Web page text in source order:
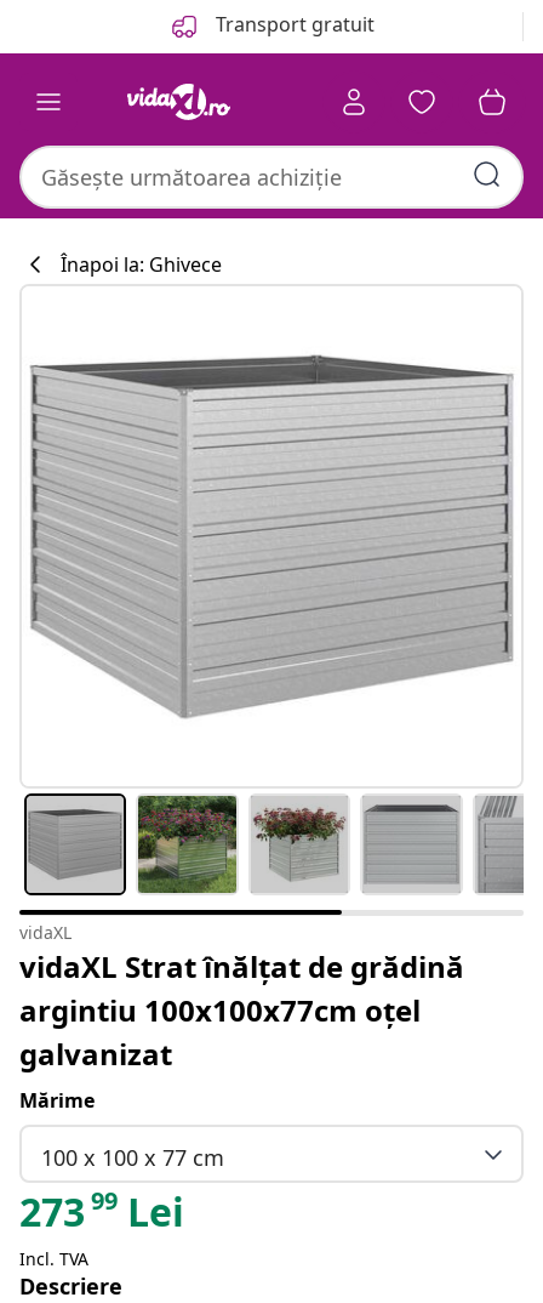
Transport gratuit
Înapoi la: Ghivece
vidaXL
vidaXL Strat înălțat de grădină
argintiu 100x100x77cm oțel
galvanizat
Mărime
100 x 100 x 77 cm
273 99 Lei
Incl. TVA
Descriere